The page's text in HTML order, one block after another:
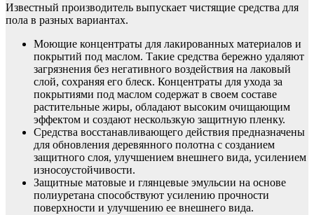
Известный производитель выпускает чистящие средства для
пола в разных вариантах.
Моющие концентраты для лакированных материалов и
покрытий под маслом. Такие средства бережно удаляют
загрязнения без негативного воздействия на лаковый
слой, сохраняя его блеск. Концентраты для ухода за
покрытиями под маслом содержат в своем составе
растительные жиры, обладают высоким очищающим
эффектом и создают нескользкую защитную пленку.
Средства восстанавливающего действия предназначены
для обновления деревянного полотна с созданием
защитного слоя, улучшением внешнего вида, усилением
износоустойчивости.
Защитные матовые и глянцевые эмульсии на основе
полиуретана способствуют усилению прочности
поверхности и улучшению ее внешнего вида.